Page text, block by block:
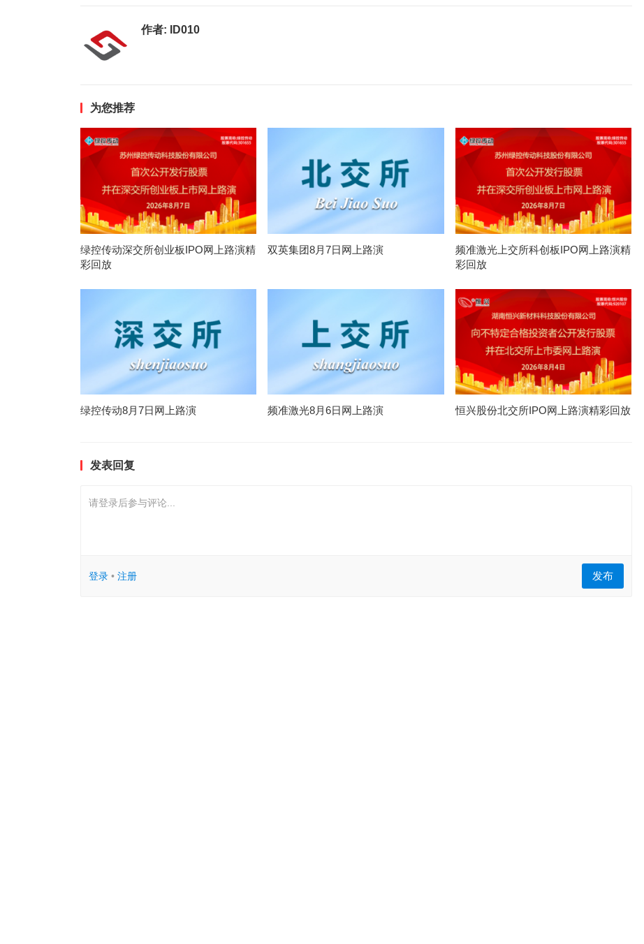
作者: ID010
为您推荐
绿控传动深交所创业板IPO网上路演精
彩回放
双英集团8月7日网上路演
频准激光上交所科创板IPO网上路演精
彩回放
绿控传动8月7日网上路演 频准激光8月6日网上路演 恒兴股份北交所IPO网上路演精彩回放
发表回复
请登录后参与评论...
登录• 注册 发布